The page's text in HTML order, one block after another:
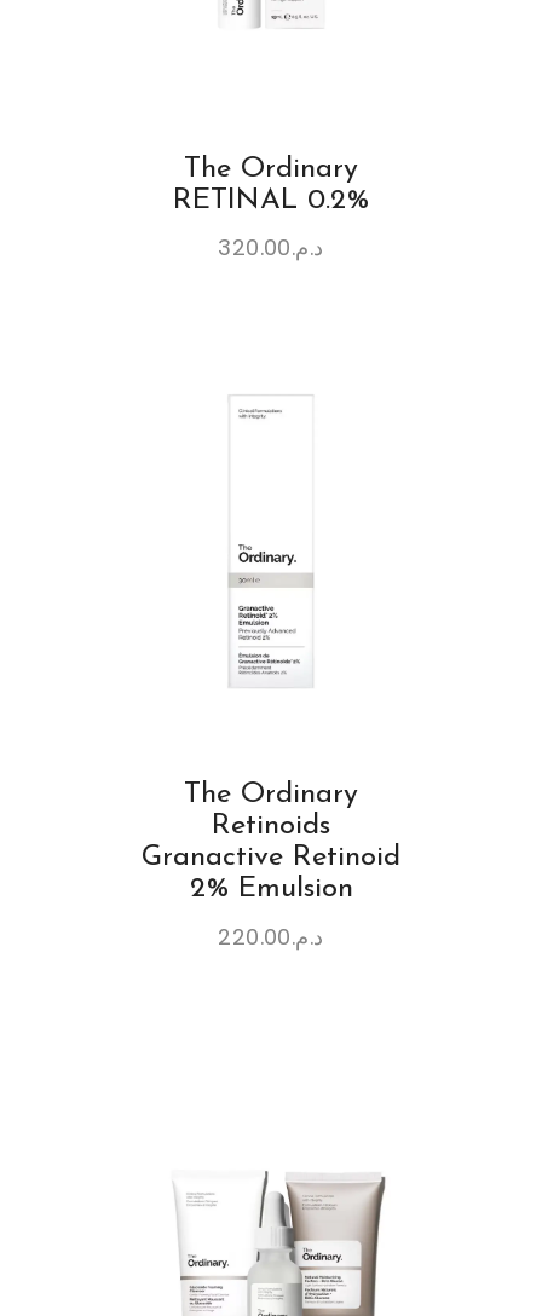
The Ordinary
RETINAL 0.2%
د.م.320.00
The Ordinary
Retinoids
Granactive Retinoid
2% Emulsion
د.م.220.00